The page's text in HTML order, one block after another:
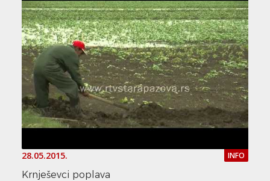
28.05.2015. INFO
Krnješevci poplava